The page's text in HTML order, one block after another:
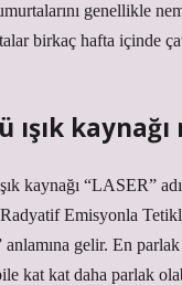
genellikle
birkaç hafta içinde
ışık
kaynağı “LASER”
Emisyonla
gelir. En parlak
kat kat daha parlak